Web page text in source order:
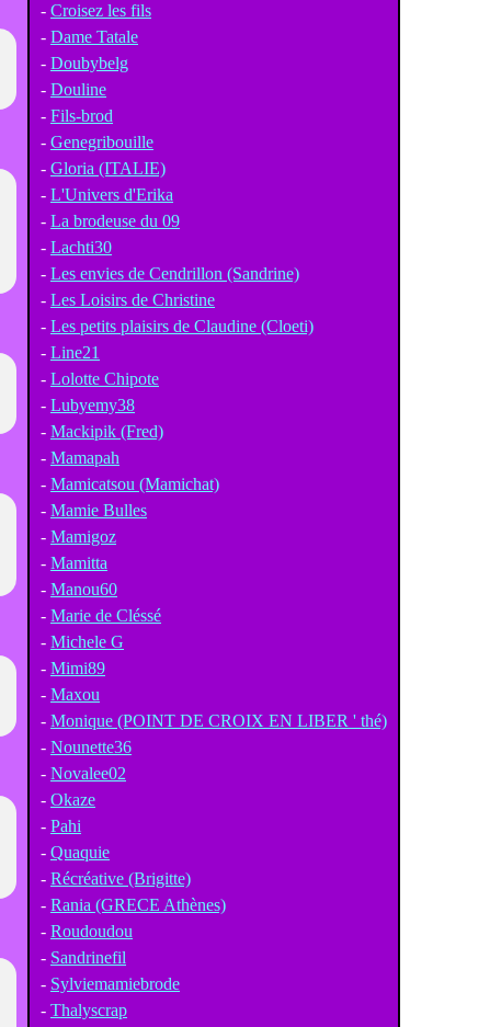
- Croisez les fils
- Dame Tatale
- Doubybelg
- Douline
- Fils-brod
- Genegribouille
- Gloria (ITALIE)
- L'Univers d'Erika
- La brodeuse du 09
- Lachti30
- Les envies de Cendrillon (Sandrine)
- Les Loisirs de Christine
- Les petits plaisirs de Claudine (Cloeti)
- Line21
- Lolotte Chipote
- Lubyemy38
- Mackipik (Fred)
- Mamapah
- Mamicatsou (Mamichat)
- Mamie Bulles
- Mamigoz
- Mamitta
- Manou60
- Marie de Cléssé
- Michele G
- Mimi89
- Maxou
- Monique (POINT DE CROIX EN LIBER ' thé)
- Nounette36
- Novalee02
- Okaze
- Pahi
- Quaquie
- Récréative (Brigitte)
- Rania (GRECE Athènes)
- Roudoudou
- Sandrinefil
- Sylviemamiebrode
- Thalyscrap